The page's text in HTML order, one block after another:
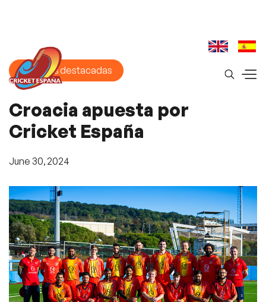
Historias destacadas
Croacia apuesta por
Cricket España
June 30, 2024